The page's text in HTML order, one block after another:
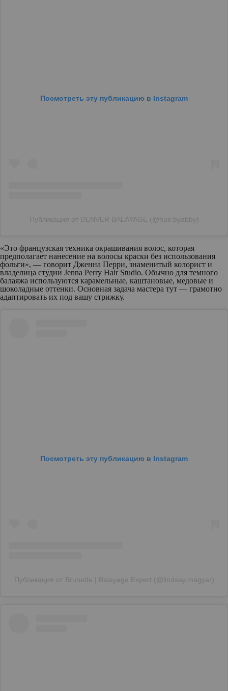
Посмотреть эту публикацию в Instagram
Публикация от DENVER BALAYAGE (@hair.byabby)
«Это французская техника окрашивания волос, которая
предполагает нанесение на волосы краски без использования
фольги», — говорит Дженна Перри, знаменитый колорист и
владелица студии Jenna Perry Hair Studio. Обычно для темного
балаяжа используются карамельные, каштановые, медовые и
шоколадные оттенки. Основная задача мастера тут — грамотно
адаптировать их под вашу стрижку.
Посмотреть эту публикацию в Instagram
Публикация от Brunette | Balayage Expert (@lindsay.magyar)